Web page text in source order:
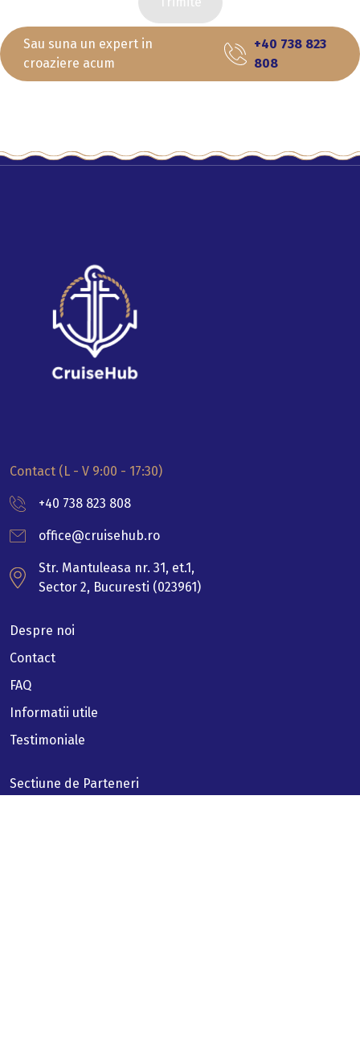
Sau suna un expert in
croaziere acum
+40 738 823
808
Contact (L - V 9:00 - 17:30)
+40 738 823 808
office@cruisehub.ro
Str. Mantuleasa nr. 31, et.1,
Sector 2, Bucuresti (023961)
Despre noi
Contact
FAQ
Informatii utile
Testimoniale
Sectiune de Parteneri